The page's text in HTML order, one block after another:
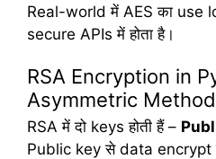
Real-world में AES का use
secure APIs में होता है।
RSA Encryption in
Asymmetric Method
RSA में दो keys होती हैं –
Public key से data encrypt